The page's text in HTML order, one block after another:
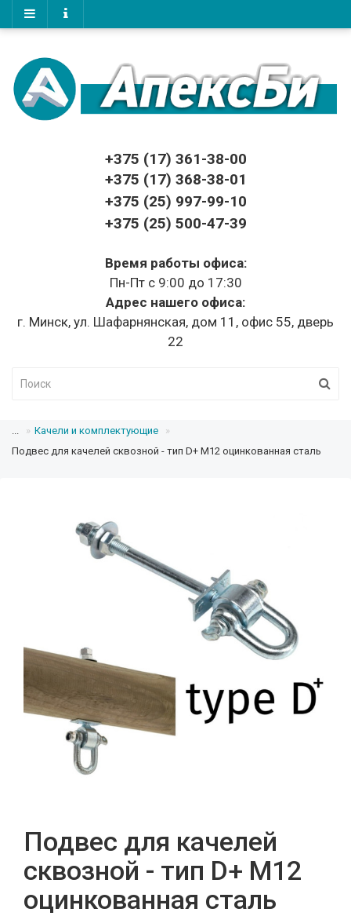
+375 (17) 361-38-00
+375 (17) 368-38-01
+375 (25) 997-99-10
+375 (25) 500-47-39
Время работы офиса:
Пн-Пт с 9:00 до 17:30
Адрес нашего офиса:
г. Минск, ул. Шафарнянская, дом 11, офис 55, дверь
22
Качели и комплектующие
Подвес для качелей сквозной - тип D+ М12 оцинкованная сталь
Подвес для качелей
сквозной - тип D+ М12
оцинкованная сталь